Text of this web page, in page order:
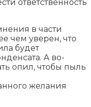
ответственность
в части
чем уверен, что
будет
А во-
опил, чтобы пыль
желания